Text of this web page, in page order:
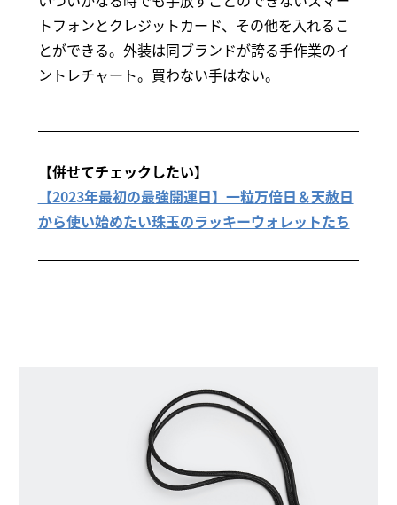
トフォンとクレジットカード、その他を入れるこ
とができる。外装は同ブランドが誇る手作業のイ
ントレチャート。買わない手はない。
【併せてチェックしたい】
【2023年最初の最強開運日】一粒万倍日＆天赦日
から使い始めたい珠玉のラッキーウォレットたち